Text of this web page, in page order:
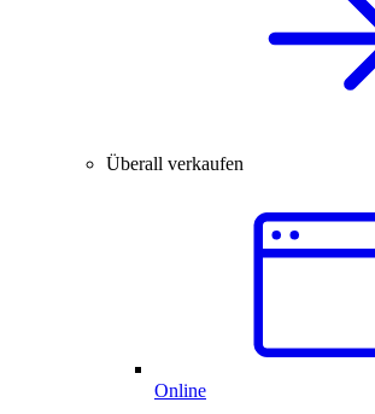
Überall verkaufen
Online